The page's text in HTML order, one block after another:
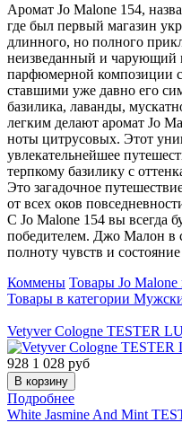
Аромат Jo Malone 154,
где был первый магазин
длинного, но полного
неизведанный и
парфюмерной композиции
ставшими уже давно его
базилика, лаванды,
легким делают аромат Jo
ноты цитрусовых. Этот
увлекательнейшее
терпкому базилику с
Это загадочное
от всех оков
С Jo Malone 154 вы всегда
победителем. Джо Малон в
полноту чувств и
Коммены Товары Jo
Товары в категории
Vetyver Cologne TESTER
928 1 028 руб
Подробнее
White Jasmine And Mint